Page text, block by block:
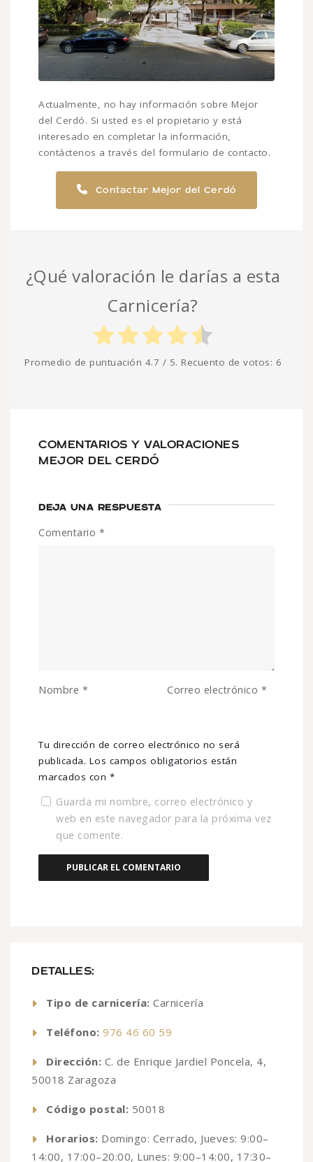
DETALLES:
Tipo de carnicería: Carnicería
Teléfono: 976 46 60 59
Dirección: C. de Enrique Jardiel Poncela, 4,
50018 Zaragoza
Código postal: 50018
Horarios: Domingo: Cerrado, Jueves: 9:00–
14:00, 17:00–20:00, Lunes: 9:00–14:00, 17:30–
Actualmente, no hay información sobre Mejor
del Cerdó. Si usted es el propietario y está
interesado en completar la información,
contáctenos a través del formulario de contacto.
Contactar Mejor del Cerdó
¿Qué valoración le darías a esta
Carnicería?
Promedio de puntuación 4.7 / 5. Recuento de votos: 6
COMENTARIOS Y VALORACIONES
MEJOR DEL CERDÓ
DEJA UNA RESPUESTA
Tu dirección de correo electrónico no será
publicada. Los campos obligatorios están
marcados con *
Comentario *
Nombre * Correo electrónico *
Guarda mi nombre, correo electrónico y
web en este navegador para la próxima vez
que comente.